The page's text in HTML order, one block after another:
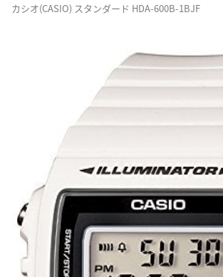
カシオ(CASIO) スタンダード HDA-600B-1BJF